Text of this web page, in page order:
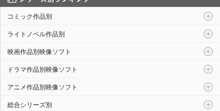
コミック作品別
ライトノベル作品別
映画作品別映像ソフト
ドラマ作品別映像ソフト
アニメ作品別映像ソフト
総合シリーズ別